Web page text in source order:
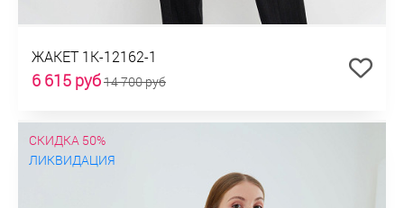
ЖАКЕТ 1К-12162-1
6 615 руб14 700 руб
СКИДКА 50%
ЛИКВИДАЦИЯ